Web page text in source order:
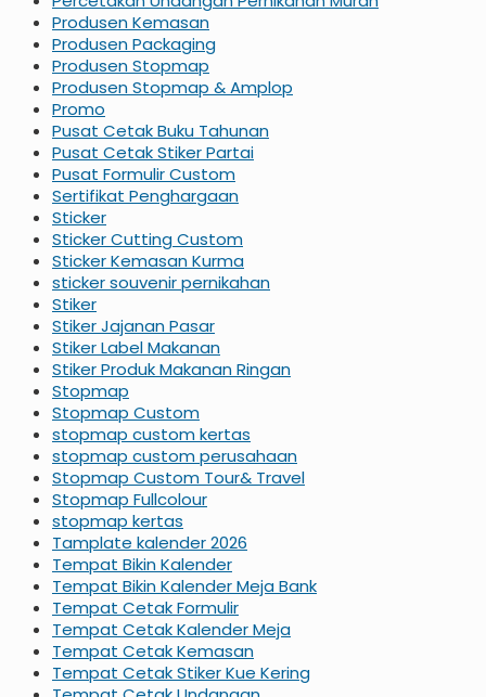
Produsen Kemasan
Produsen Packaging
Produsen Stopmap
Produsen Stopmap & Amplop
Promo
Pusat Cetak Buku Tahunan
Pusat Cetak Stiker Partai
Pusat Formulir Custom
Sertifikat Penghargaan
Sticker
Sticker Cutting Custom
Sticker Kemasan Kurma
sticker souvenir pernikahan
Stiker
Stiker Jajanan Pasar
Stiker Label Makanan
Stiker Produk Makanan Ringan
Stopmap
Stopmap Custom
stopmap custom kertas
stopmap custom perusahaan
Stopmap Custom Tour& Travel
Stopmap Fullcolour
stopmap kertas
Tamplate kalender 2026
Tempat Bikin Kalender
Tempat Bikin Kalender Meja Bank
Tempat Cetak Formulir
Tempat Cetak Kalender Meja
Tempat Cetak Kemasan
Tempat Cetak Stiker Kue Kering